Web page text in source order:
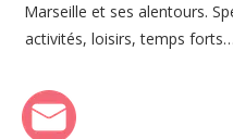
Marseille et ses alentours.
activités, loisirs, temps